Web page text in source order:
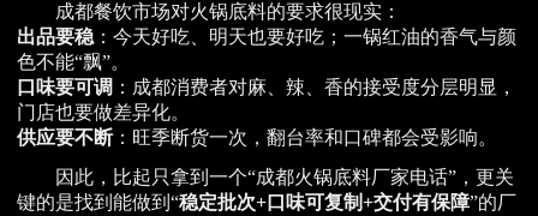
成都餐饮市场对火锅底料的要求很现实：
出品要稳 ：今天好吃、明天也要好吃；一锅红油的香气与颜
色不能“飘”。
口味要可调 ：成都消费者对麻、辣、香的接受度分层明显，
门店也要做差异化。
供应要不断：旺季断货一次，翻台率和口碑都会受影响。
因此，比起只拿到一个“成都火锅底料厂家电话”，更关
键的是找到能做到“稳定批次+口味可复制+交付有保障”的厂